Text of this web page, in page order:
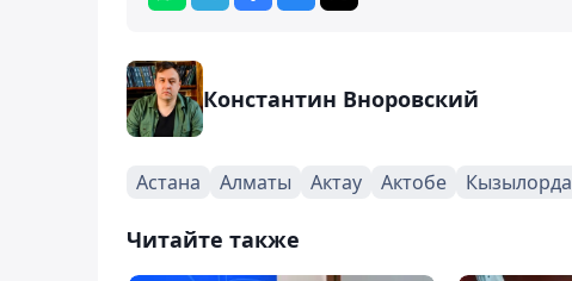
Константин Вноровский
Астана Алматы Актау Актобе Кызылорда
Читайте также